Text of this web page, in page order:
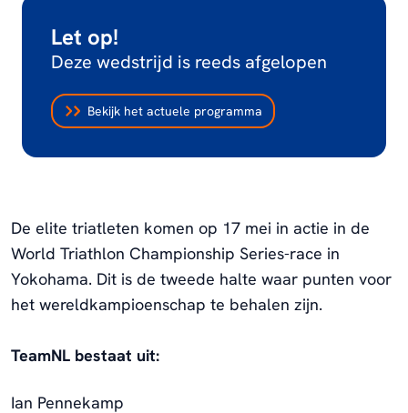
Let op!
Deze wedstrijd is reeds afgelopen
Bekijk het actuele programma
De elite triatleten komen op 17 mei in actie in de
World Triathlon Championship Series-race in
Yokohama. Dit is de tweede halte waar punten voor
het wereldkampioenschap te behalen zijn.
TeamNL bestaat uit:
Ian Pennekamp